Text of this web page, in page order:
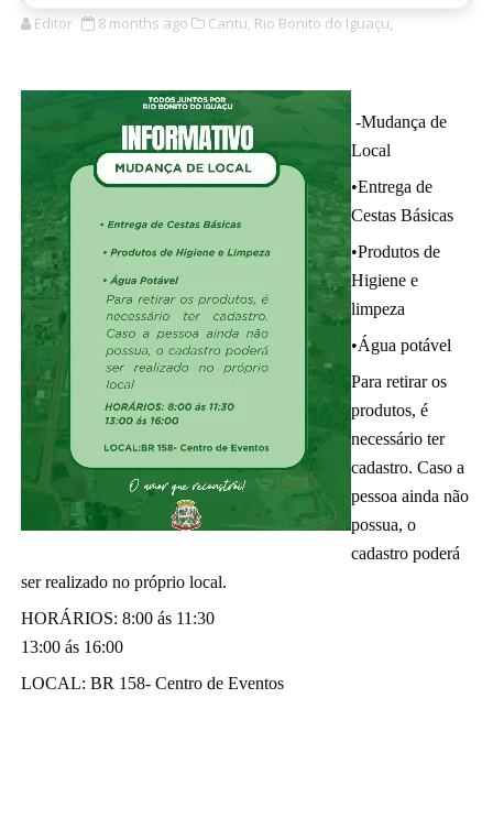
Editor 8 months ago Cantu, Rio Bonito do Iguaçu,
-Mudança de
Local
•Entrega de
Cestas Básicas
•Produtos de
Higiene e
limpeza
•Água potável
Para retirar os
produtos, é
necessário ter
cadastro. Caso a
pessoa ainda não
possua, o
cadastro poderá
ser realizado no próprio local.
HORÁRIOS: 8:00 ás 11:30
13:00 ás 16:00
LOCAL: BR 158- Centro de Eventos